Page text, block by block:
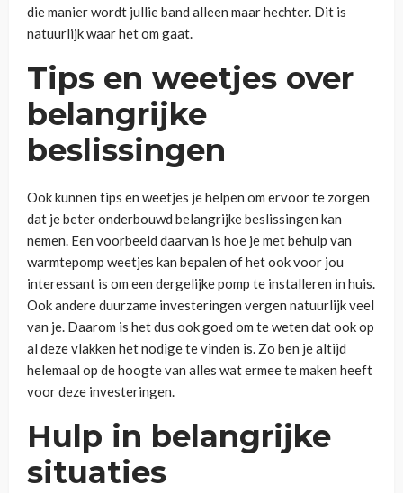
die manier wordt jullie band alleen maar hechter. Dit is
natuurlijk waar het om gaat.
Tips en weetjes over
belangrijke
beslissingen
Ook kunnen tips en weetjes je helpen om ervoor te zorgen
dat je beter onderbouwd belangrijke beslissingen kan
nemen. Een voorbeeld daarvan is hoe je met behulp van
warmtepomp weetjes kan bepalen of het ook voor jou
interessant is om een dergelijke pomp te installeren in huis.
Ook andere duurzame investeringen vergen natuurlijk veel
van je. Daarom is het dus ook goed om te weten dat ook op
al deze vlakken het nodige te vinden is. Zo ben je altijd
helemaal op de hoogte van alles wat ermee te maken heeft
voor deze investeringen.
Hulp in belangrijke
situaties